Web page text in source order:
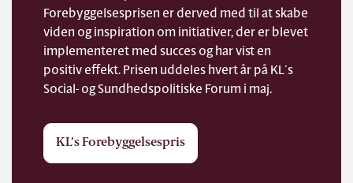
Forebyggelsesprisen er derved med til at skabe
viden og inspiration om initiativer, der er blevet
implementeret med succes og har vist en
positiv effekt. Prisen uddeles hvert år på KL´s
Social- og Sundhedspolitiske Forum i maj.
KL’s Forebyggelsespris